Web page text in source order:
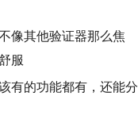
不像其他验证器那么焦
服
该有的功能都有，还能分